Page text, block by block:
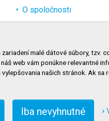
O spoločnosti
Kontakt
malé dátové súbory, tzv.
web vám ponúkne relevantné
našich stránok. Ak
Iba nevyhnutné